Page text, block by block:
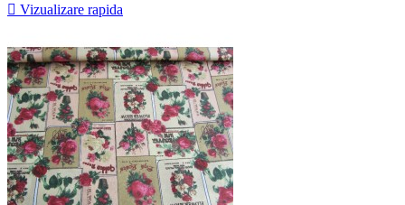
 Vizualizare rapida